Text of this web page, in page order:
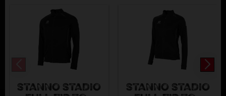
STANNO STADIO
STANNO STADIO